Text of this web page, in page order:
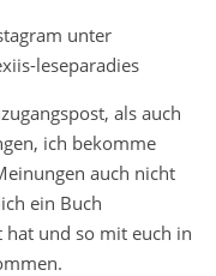
unter
leseparadies
als auch
ich bekomme
auch nicht
ein Buch
und so mit euch in